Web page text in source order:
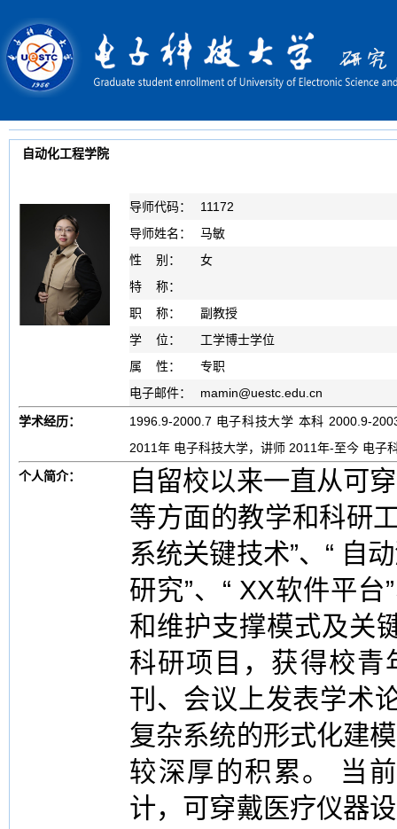
自动化工程学院
导师代码：
11172
导师姓名：
马敏
性 别：
女
特 称：
职 称：
副教授
学 位：
工学博士学位
属 性：
专职
电子邮件：
mamin@uestc.edu.cn
学术经历：
1996.9-2000.7 电子科技大学 本科 2000.9-
2011年 电子科技大学，讲师 2011年-至今 电子
个人简介：
自留校以来一直从可
等方面的教学和科研
系统关键技术”、“ 自
研究”、“ XX软件平
和维护支撑模式及关
科研项目，获得校青
刊、会议上发表学术
复杂系统的形式化建
较深厚的积累。 当
计，可穿戴医疗仪器